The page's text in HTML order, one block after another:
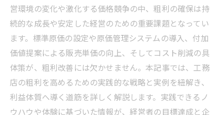
営環境の変化や激化する価格競争の中、粗利の確保は持
続的な成長や安定した経営のための重要課題となってい
ます。標準原価の設定や原価管理システムの導入、付加
価値提案による販売単価の向上、そしてコスト削減の具
体策が、粗利改善には欠かせません。本記事では、工務
店の粗利を高めるための実践的な戦略と実例を紐解き、
利益体質へ導く道筋を詳しく解説します。実践できるノ
ウハウや体験に基づいた情報が、経営者の目標達成と企